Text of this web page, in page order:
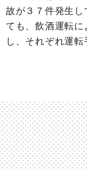
故が３７件発生し
ても、飲酒運転
し、それぞれ運転